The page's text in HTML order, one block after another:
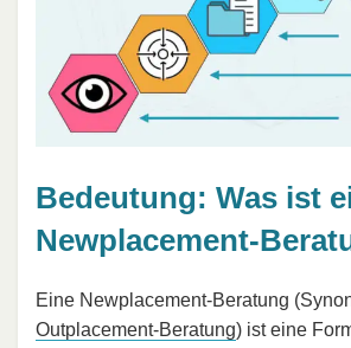
Bedeutung: Was ist
Newplacement-
Eine Newplacement-Beratung
Outplacement-Beratung) ist eine